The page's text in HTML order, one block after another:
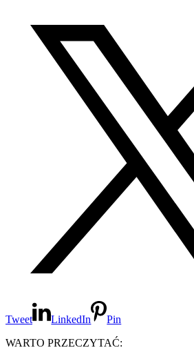
Tweet LinkedIn
Pin
WARTO PRZECZYTAĆ: